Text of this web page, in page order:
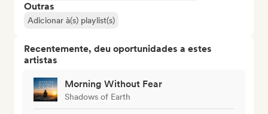
Outras
Adicionar à(s) playlist(s)
Recentemente, deu oportunidades a estes
artistas
Morning Without Fear
Shadows of Earth